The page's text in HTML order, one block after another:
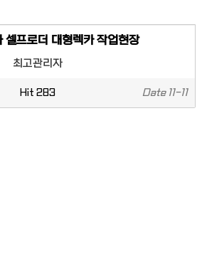
셀프로더 대형렉카 작업현장
최고관리자
Hit 283 Date11-11